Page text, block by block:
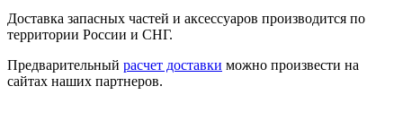
Доставка запасных частей и аксессуаров производится по
территории России и СНГ.
Предварительный расчет доставки можно произвести на
сайтах наших партнеров.